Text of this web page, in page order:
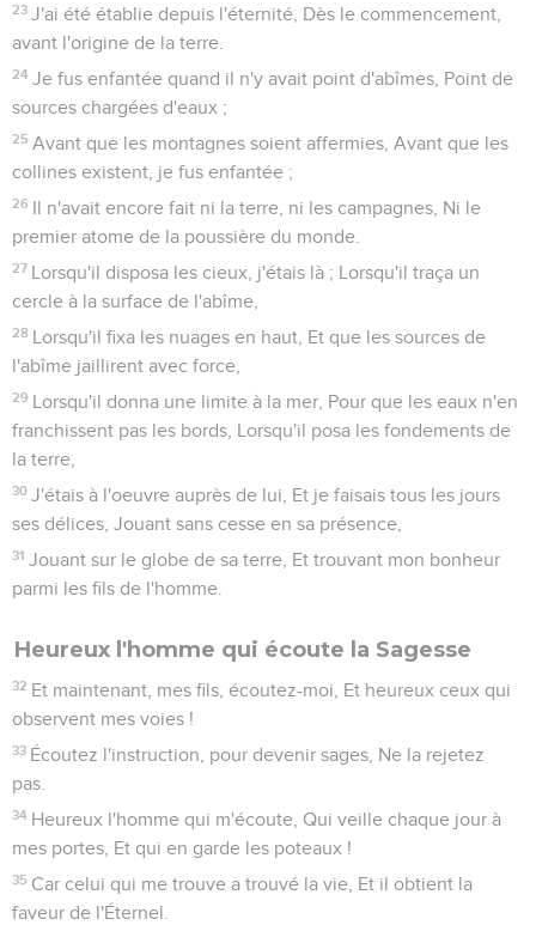
23 J'ai été établie depuis l'éternité, Dès le commencement,
avant l'origine de la terre.
24 Je fus enfantée quand il n'y avait point d'abîmes, Point de
sources chargées d'eaux ;
25 Avant que les montagnes soient affermies, Avant que les
collines existent, je fus enfantée ;
26 Il n'avait encore fait ni la terre, ni les campagnes, Ni le
premier atome de la poussière du monde.
27 Lorsqu'il disposa les cieux, j'étais là ; Lorsqu'il traça un
cercle à la surface de l'abîme,
28 Lorsqu'il fixa les nuages en haut, Et que les sources de
l'abîme jaillirent avec force,
29 Lorsqu'il donna une limite à la mer, Pour que les eaux n'en
franchissent pas les bords, Lorsqu'il posa les fondements de
la terre,
30 J'étais à l'oeuvre auprès de lui, Et je faisais tous les jours
ses délices, Jouant sans cesse en sa présence,
31 Jouant sur le globe de sa terre, Et trouvant mon bonheur
parmi les fils de l'homme.
Heureux l'homme qui écoute la Sagesse
32 Et maintenant, mes fils, écoutez-moi, Et heureux ceux qui
observent mes voies !
33 Écoutez l'instruction, pour devenir sages, Ne la rejetez
pas.
34 Heureux l'homme qui m'écoute, Qui veille chaque jour à
mes portes, Et qui en garde les poteaux !
35 Car celui qui me trouve a trouvé la vie, Et il obtient la
faveur de l'Éternel.